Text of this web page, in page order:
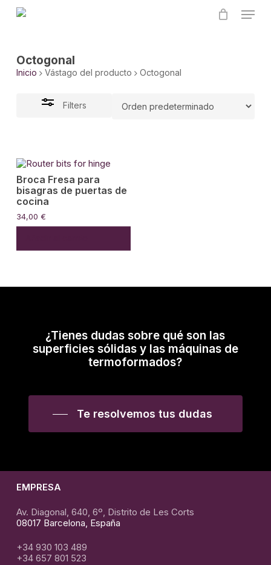
Skip
Menu
Octogonal
Inicio Vástago del producto Octogonal
Filters
Broca Fresa para
bisagras de puertas de
cocina
34,00 €
¿Tienes dudas sobre qué son las
superficies sólidas y las máquinas de
termoformados?
Te resolvemos tus dudas
EMPRESA
Av. Diagonal, 640, 6º, Distrito de Les Corts
08017 Barcelona, España
+34 930 103 489
+34 657 801 523